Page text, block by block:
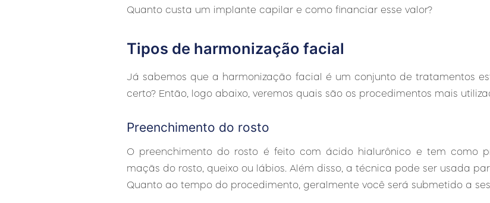
Quanto custa um implante capilar e como financiar esse valor?
Tipos de harmonização facial
Já sabemos que a harmonização facial é um conjunto de tratamentos
certo? Então, logo abaixo, veremos quais são os procedimentos mais
Preenchimento do rosto
O preenchimento do rosto é feito com ácido hialurônico e tem como
maçãs do rosto, queixo ou lábios. Além disso, a técnica pode ser usada
Quanto ao tempo do procedimento, geralmente você será submetido a